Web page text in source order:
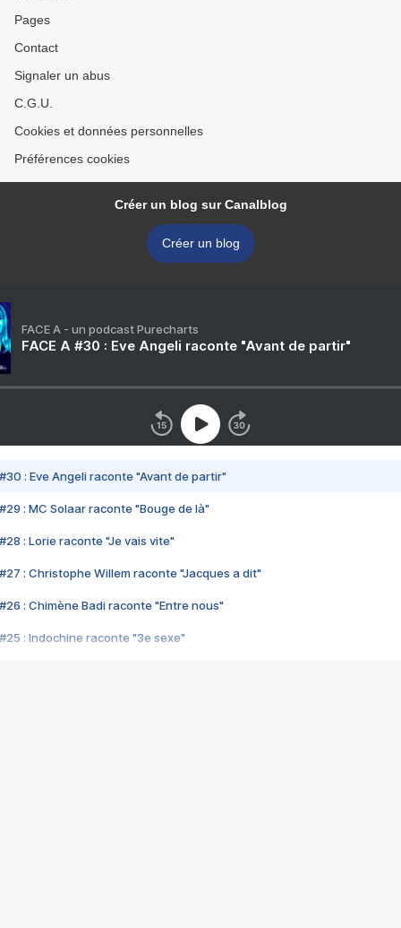
Pages
Contact
Signaler un abus
C.G.U.
Cookies et données personnelles
Préférences cookies
Créer un blog sur Canalblog
Créer un blog
FACE A - un podcast Purecharts
FACE A #30 : Eve Angeli raconte "Avant de partir"
#30 : Eve Angeli raconte "Avant de partir"
#29 : MC Solaar raconte "Bouge de là"
#28 : Lorie raconte "Je vais vite"
#27 : Christophe Willem raconte "Jacques a dit"
#26 : Chimène Badi raconte "Entre nous"
#25 : Indochine raconte "3e sexe"